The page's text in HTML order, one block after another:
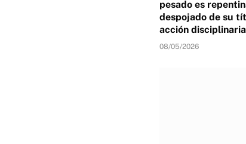
pesado es
despojado de su
acción disciplinaria
08/05/2026